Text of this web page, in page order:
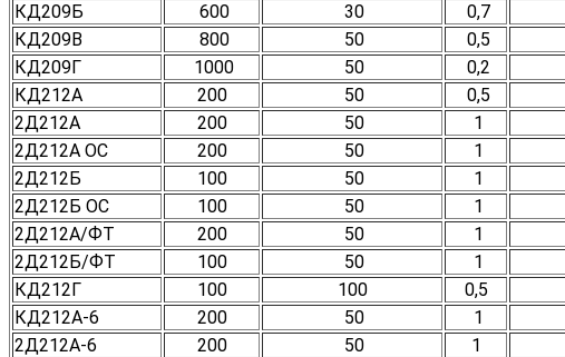
КД209Б
600 30 0,7
КД209В
800 50 0,5
КД209Г
1000 50 0,2
КД212А
200 50 0,5
2Д212А
200 50 1
2Д212А ОС
200 50 1
2Д212Б
100 50 1
2Д212Б ОС
100 50 1
2Д212А/ФТ
200 50 1
2Д212Б/ФТ
100 50 1
КД212Г
100 100 0,5
КД212А-6
200 50 1
2Д212А-6
200 50 1